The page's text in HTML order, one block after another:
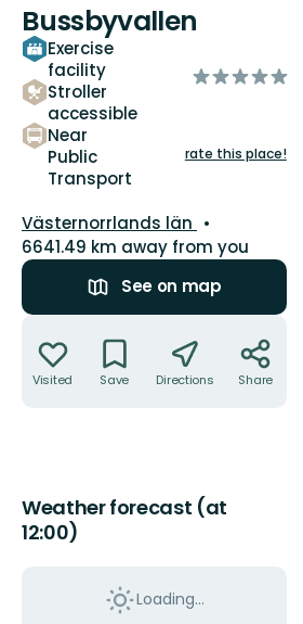
Bussbyvallen
Exercise
facility
Stroller
accessible
Near
Public
Transport
of
rate this place!
County:
Västernorrlands län
6641.49 km away from you
See on map
Visited Save Directions Share
Weather forecast (at
12:00)
Loading...